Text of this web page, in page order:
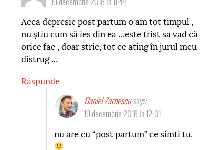
Acea depresie post partum o am tot timpul ,
nu știu cum să ies din ea …este trist sa vad că
orice fac , doar stric, tot ce ating în jurul meu
distrug …
Răspunde
Daniel Zarnescusays:
19 decembrie 2018 la 12:01
nu are cu “post partum” ce simti tu.